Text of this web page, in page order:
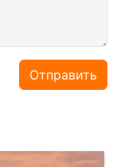
Отправить